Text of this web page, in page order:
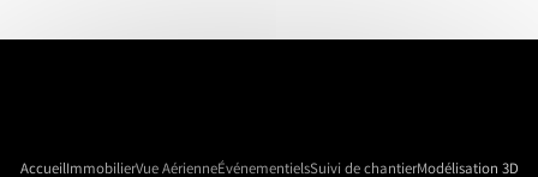
AccueilImmobilierVue AérienneÉvénementielsSuivi de chantierModélisation 3D